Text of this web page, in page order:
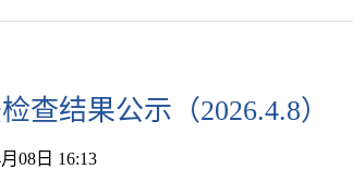
查结果公示（2026.4.8）
08日 16:13